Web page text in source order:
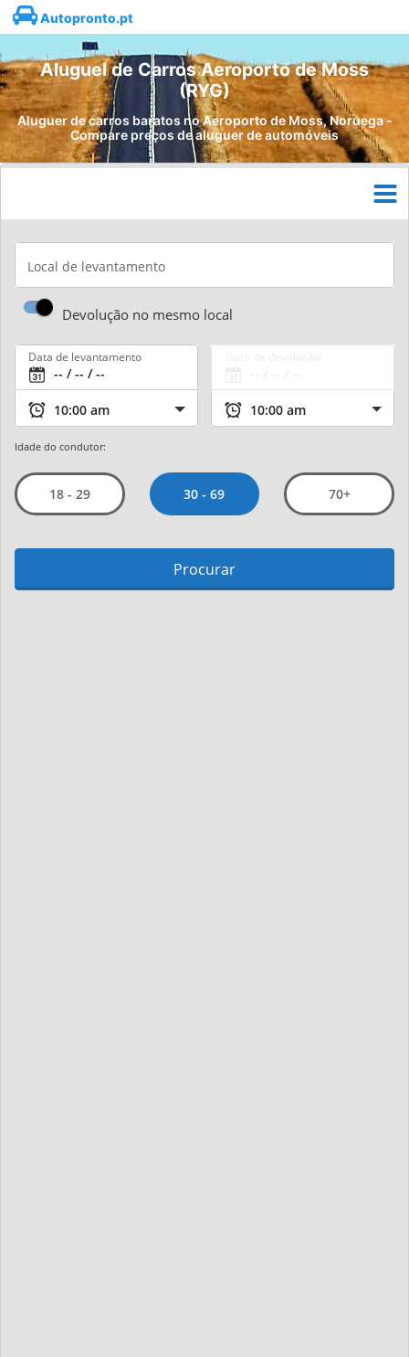
Autopronto.pt
Aluguel de Carros Aeroporto de Moss
(RYG)
Aluguer de carros baratos no Aeroporto de Moss, Noruega -
Compare preços de aluguer de automóveis
Local de levantamento
Devolução no mesmo local
Data de levantamento
Idade do condutor:
18 - 29 30 - 69 70+
Procurar